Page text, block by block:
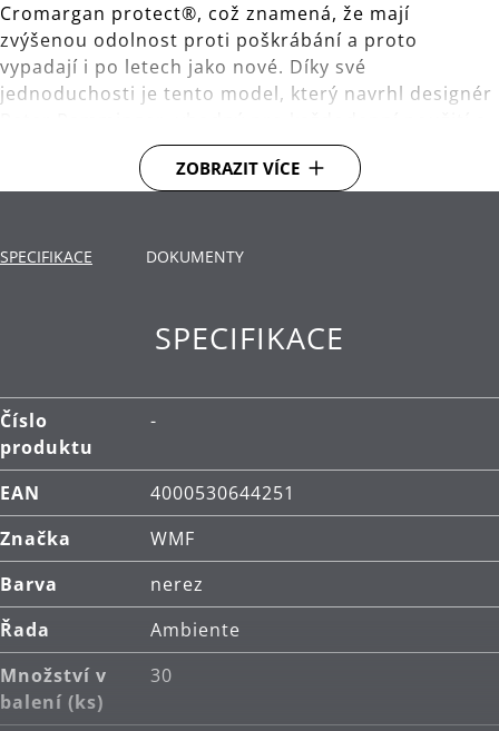
Cromargan protect®, což znamená, že mají
zvýšenou odolnost proti poškrábání a proto
vypadají i po letech jako nové. Díky své
jednoduchosti je tento model, který navrhl designér
stylově doplní jakýkoliv stůl.
manipulaci.
třikrát tvrdší povrch příborů. Se zvýšenou
odolností proti poškrábání a opotřebení.
Čištění: lze mýt v myčce.
ZOBRAZIT VÍCE
SPECIFIKACE DOKUMENTY
SPECIFIKACE
Číslo
produktu
-
EAN
4000530644251
Značka
WMF
Barva
nerez
Řada
Ambiente
Množství v
balení (ks)
30